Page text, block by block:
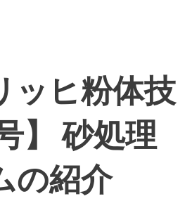
ッヒ粉体技
】 砂処理
の紹介